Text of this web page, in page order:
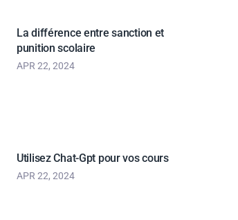
La différence entre sanction et
punition scolaire
APR 22, 2024
Utilisez Chat-Gpt pour vos cours
APR 22, 2024